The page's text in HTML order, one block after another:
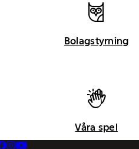
Bolagstyrning
Våra spel